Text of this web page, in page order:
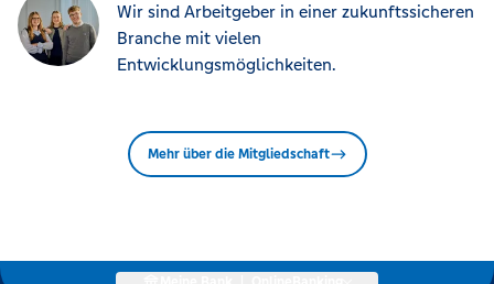
Wir sind Arbeitgeber in einer zukunftssicheren
Branche mit vielen
Entwicklungsmöglichkeiten.
Mehr über die Mitgliedschaft